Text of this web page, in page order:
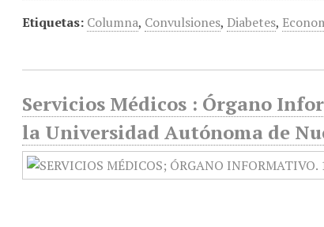
Etiquetas: Columna, Convulsiones, Diabetes,
Servicios Médicos : Órgano
la Universidad Autónoma de